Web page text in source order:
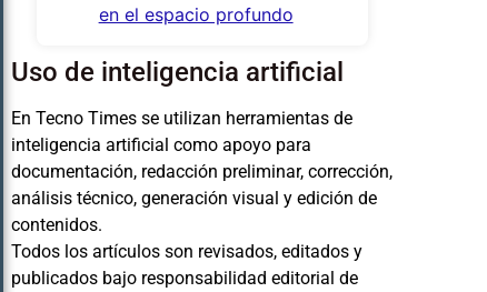
en el espacio profundo
Uso de inteligencia artificial
En Tecno Times se utilizan herramientas de
inteligencia artificial como apoyo para
documentación, redacción preliminar, corrección,
análisis técnico, generación visual y edición de
contenidos.
Todos los artículos son revisados, editados y
publicados bajo responsabilidad editorial de